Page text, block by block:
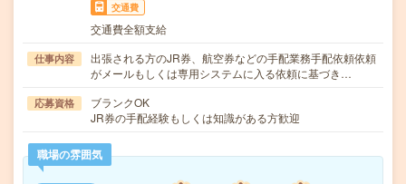
交通費
交通費全額支給
仕事内容
出張される方のJR券、航空券などの手配業務手配依頼依頼
がメールもしくは専用システムに入る依頼に基づき…
応募資格
ブランクOK
JR券の手配経験もしくは知識がある方歓迎
職場の雰囲気